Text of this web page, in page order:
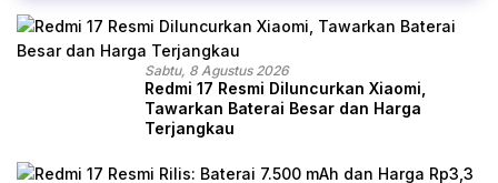
Sabtu, 8 Agustus 2026
Redmi 17 Resmi Diluncurkan Xiaomi,
Tawarkan Baterai Besar dan Harga
Terjangkau